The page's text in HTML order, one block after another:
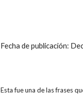
Fecha de publicación:
Esta fue una de las frases